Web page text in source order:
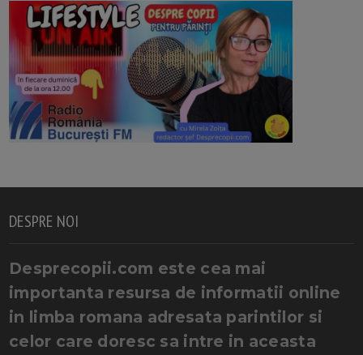
DESPRE NOI
Desprecopii.com este cea mai
importanta resursa de informatii online
in limba romana adresata parintilor si
celor care doresc sa intre in aceasta